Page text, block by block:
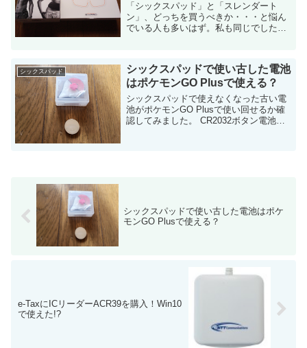
「シックスパッド」と「スレンダート
ン」、どっちを買うべきか・・・と悩ん
でいる人も多いはず。私も同じでした。
実際に使用した結果を踏まえ、どちらが
お勧めかを...
シックスパッド
シックスパッドで使い古した電池
はポケモンGO Plusで使える？
シックスパッドで使えなくなった古い電
池がポケモンGO Plusで使い回せるか確
認してみました。 CR2032ボタン電池、
シックスパッドで使い古した電池はポケ
モンGO Plusで使える？
e-TaxにICリーダーACR39を購入！Win10
で使えた!?